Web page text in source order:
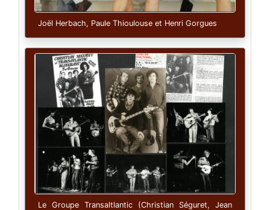
Joël Herbach, Paule Thioulouse et Henri Gorgues
Le Groupe Transaltlantic (Christian Séguret, Jean